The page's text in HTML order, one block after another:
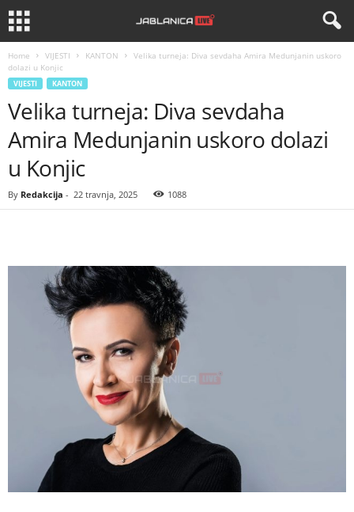
Home VIJESTI KANTON
Velika turneja: Diva sevdaha Amira Medunjanin uskoro
dolazi u Konjic
VIJESTI KANTON
Velika turneja: Diva sevdaha
Amira Medunjanin uskoro dolazi
u Konjic
By Redakcija - 22 travnja, 2025 1088